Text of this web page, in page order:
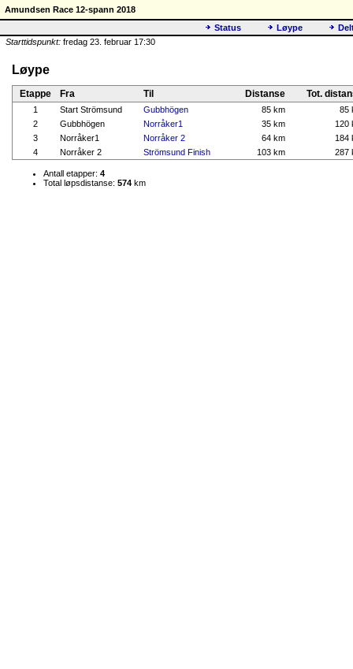
Amundsen Race 12-spann 2018
Status
Løype
Starttidspunkt: fredag 23. februar 17:30
Løype
Etappe Fra Til Distanse Tot.
1 Start Strömsund Gubbhögen 85 km
85
2
Gubbhögen Norråker1 35 km
120
3
Norråker1 Norråker 2 64 km
184
4
Norråker 2 Strömsund Finish 103 km 287
Antall etapper: 4
Total løpsdistanse: 574 km